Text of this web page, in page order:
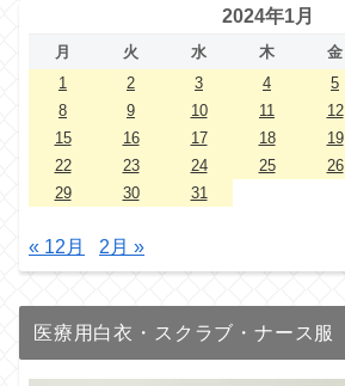
2024年1月
月 火 水 木 金
1
2 3 4 5
8
9 10 11 12
15
16 17 18 19
22
23 24 25 26
29
30 31
« 12月 2月 »
医療用白衣・スクラブ・ナース服